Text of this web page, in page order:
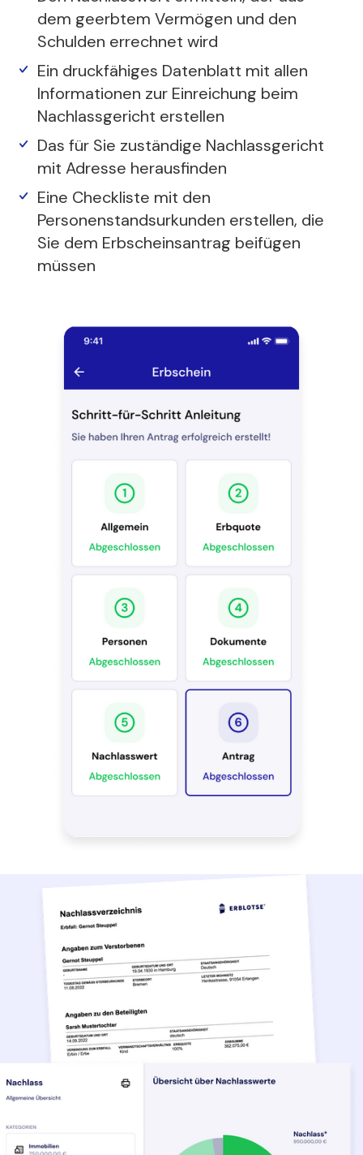
dem geerbtem Vermögen und den
Schulden errechnet wird
Ein druckfähiges Datenblatt mit allen
Informationen zur Einreichung beim
Nachlassgericht erstellen
Das für Sie zuständige Nachlassgericht
mit Adresse herausfinden
Eine Checkliste mit den
Personenstandsurkunden erstellen, die
Sie dem Erbscheinsantrag beifügen
müssen